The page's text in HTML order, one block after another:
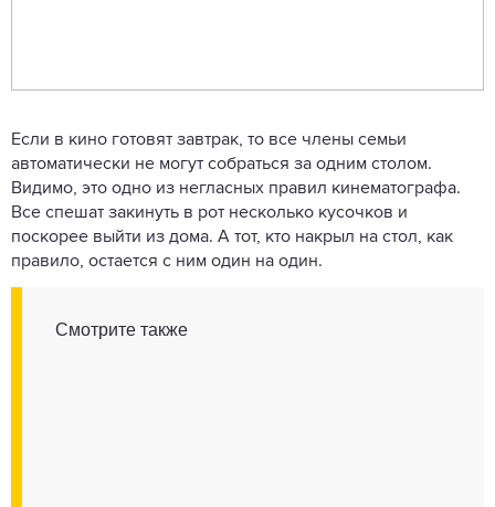
Если в кино готовят завтрак, то все члены семьи
автоматически не могут собраться за одним столом.
Видимо, это одно из негласных правил кинематографа.
Все спешат закинуть в рот несколько кусочков и
поскорее выйти из дома. А тот, кто накрыл на стол, как
правило, остается с ним один на один.
Смотрите также